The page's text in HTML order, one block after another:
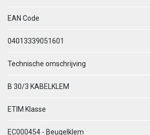
EAN Code
04013339051601
Technische omschrijving
B 30/3 KABELKLEM
ETIM Klasse
EC000454 - Beugelklem